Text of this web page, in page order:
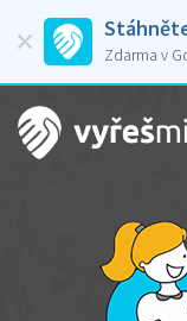
Zdarma v